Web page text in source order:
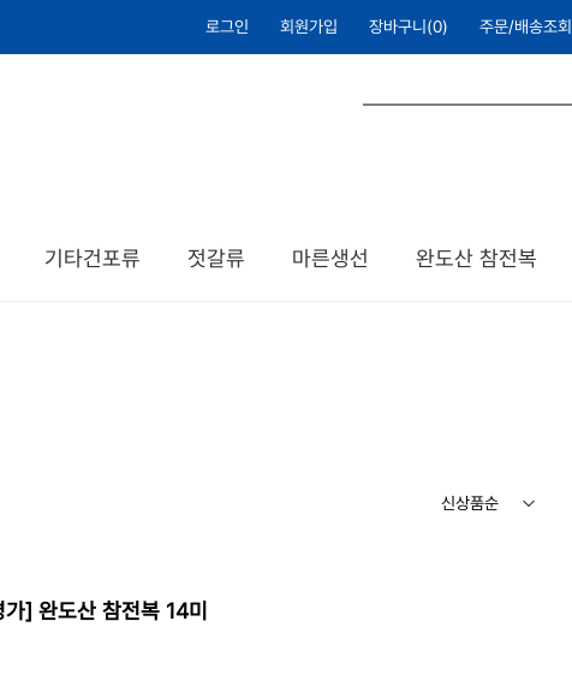
로그인 회원가입 장바구니(0) 주문/배송조회
기타건포류 젓갈류 마른생선 완도산 참전복
가] 완도산 참전복 14미